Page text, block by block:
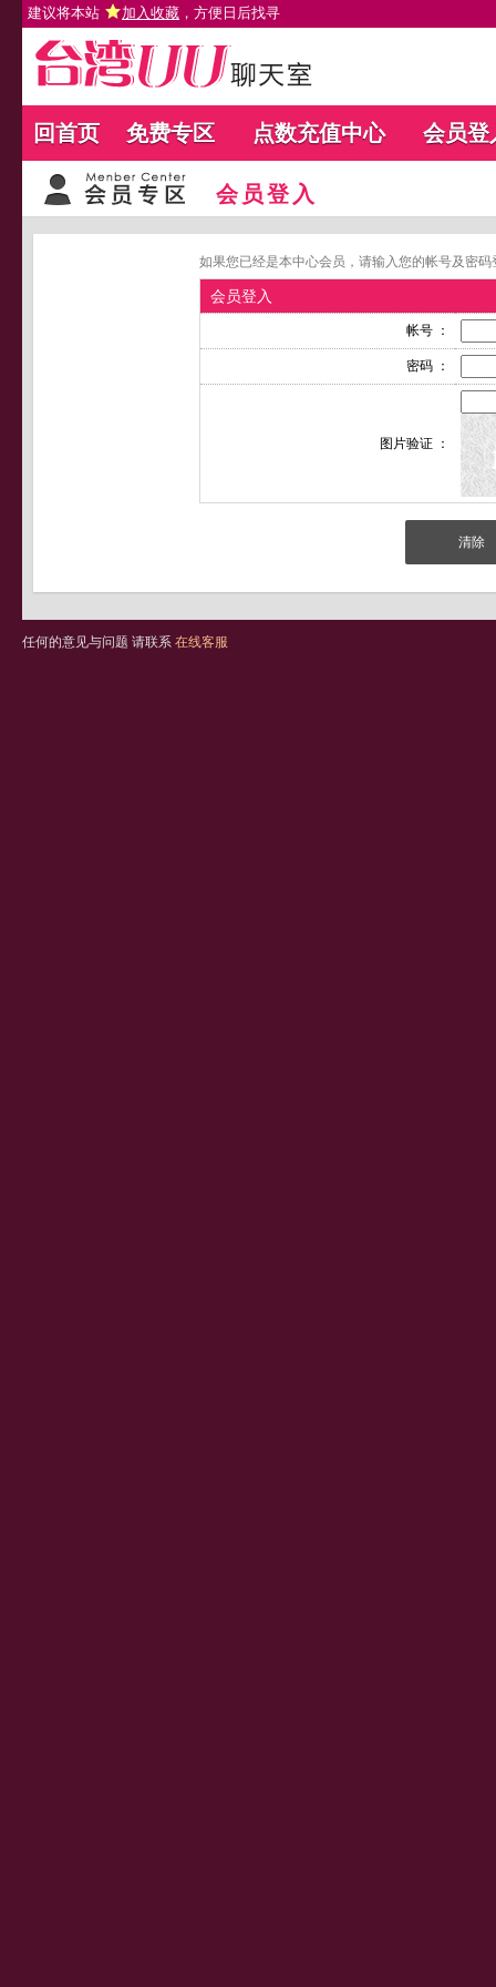
建议将本站 加入收藏 ，方便日后找寻
回首页 免费专区 点数充值中心 会员登
会员登入
如果您已经是本中心会员，请输入您的帐号及密
会员登入
帐号 ：
密码 ：
图片验证 ：
任何的意见与问题 请联系 在线客服